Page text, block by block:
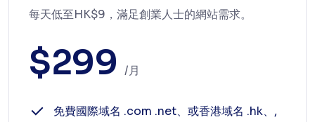
每天低至HK$9，滿足創業人士的網站需求。
$299 /月
免費國際域名 .com .net、或香港域名 .hk、,